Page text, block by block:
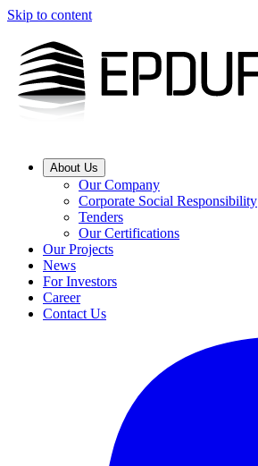
Skip to content
About Us
Our Company
Corporate Social Responsibility
Tenders
Our Certifications
Our Projects
News
For Investors
Career
Contact Us